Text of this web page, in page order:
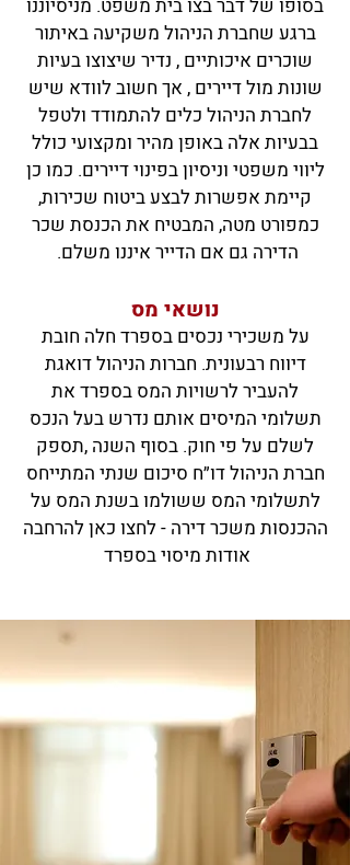
בסופו של דבר בצו בית משפט. מניסיוננו
ברגע שחברת הניהול משקיעה באיתור
שוכרים איכותיים , נדיר שיצוצו בעיות
שונות מול דיירים , אך חשוב לוודא שיש
לחברת הניהול כלים להתמודד ולטפל
בבעיות אלה באופן מהיר ומקצועי כולל
ליווי משפטי וניסיון בפינוי דיירים. כמו כן
קיימת אפשרות לבצע ביטוח שכירות,
כמפורט מטה, המבטיח את הכנסת שכר
הדירה גם אם הדייר איננו משלם.
נושאי מס
על משכירי נכסים בספרד חלה חובת
דיווח רבעונית. חברות הניהול דואגת
להעביר לרשויות המס בספרד את
תשלומי המיסים אותם נדרש בעל הנכס
לשלם על פי חוק. בסוף השנה ,תספק
חברת הניהול דו״ח סיכום שנתי המתייחס
לתשלומי המס ששולמו בשנת המס על
ההכנסות משכר דירה - לחצו כאן להרחבה
אודות מיסוי בספרד